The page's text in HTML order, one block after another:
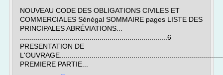
NOUVEAU CODE DES OBLIGATIONS CIVILES ET
COMMERCIALES Sénégal SOMMAIRE pages LISTE DES
PRINCIPALES ABRÉVIATIONS...
..........................................................................6
PRESENTATION DE
PREMIERE PARTIE...